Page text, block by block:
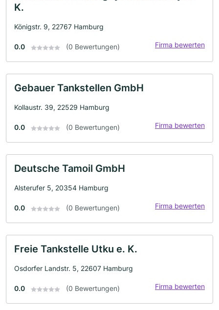
K.
Königstr. 9, 22767 Hamburg
0.0 (0 Bewertungen) Firma bewerten
Gebauer Tankstellen GmbH
Kollaustr. 39, 22529 Hamburg
0.0 (0 Bewertungen) Firma bewerten
Deutsche Tamoil GmbH
Alsterufer 5, 20354 Hamburg
0.0 (0 Bewertungen) Firma bewerten
Freie Tankstelle Utku e. K.
Osdorfer Landstr. 5, 22607 Hamburg
0.0 (0 Bewertungen) Firma bewerten